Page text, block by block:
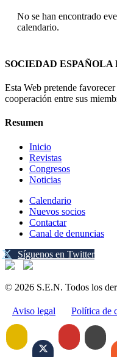
No se han encontrado
calendario.
SOCIEDAD ESPAÑOLA
Esta Web pretende
cooperación entre sus
Resumen
Inicio
Revistas
Congresos
Noticias
Calendario
Nuevos socios
Contactar
Canal de denuncias
Síguenos en Twitter
© 2026 S.E.N. Todos los
Aviso legal Política de